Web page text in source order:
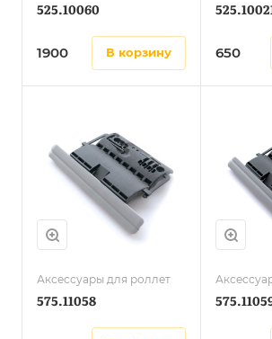
525.10060
1900 в корзину 650
Аксессуары для роллет
575.11058